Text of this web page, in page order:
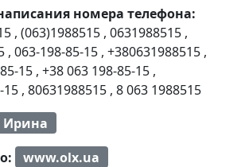
номера телефона:
, (063)1988515 , 0631988515 ,
, 063-198-85-15 , +380631988515 ,
15 , +38 063 198-85-15 ,
15 , 80631988515 , 8 063 1988515
Ирина
www.olx.ua